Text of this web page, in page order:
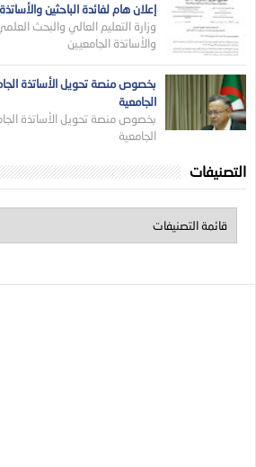
إعلان هام لفائدة الباحثين
وزارة التعليم العالي والبحث
والأساتذة الجامعيين
بخصوص منصة تحويل الأساتذة
الجامعية
بخصوص منصة تحويل الأساتذة
الجامعية
التصنيفات